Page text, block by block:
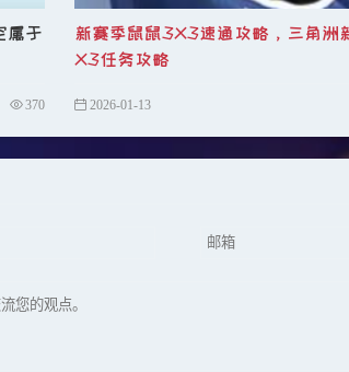
衣服与行李箱。
甲、护跟及头盔。
子香房间，后续路线同前：吃工
。
属于
370
新赛季鼠鼠3X3速通攻略，三角洲
X3任务攻略
2026-01-13